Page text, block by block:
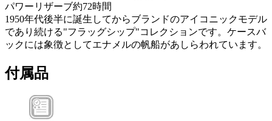
パワーリザーブ約72時間
1950年代後半に誕生してからブランドのアイコニックモデル
であり続ける"フラッグシップ"コレクションです。ケースバ
ックには象徴としてエナメルの帆船があしらわれています。
付属品